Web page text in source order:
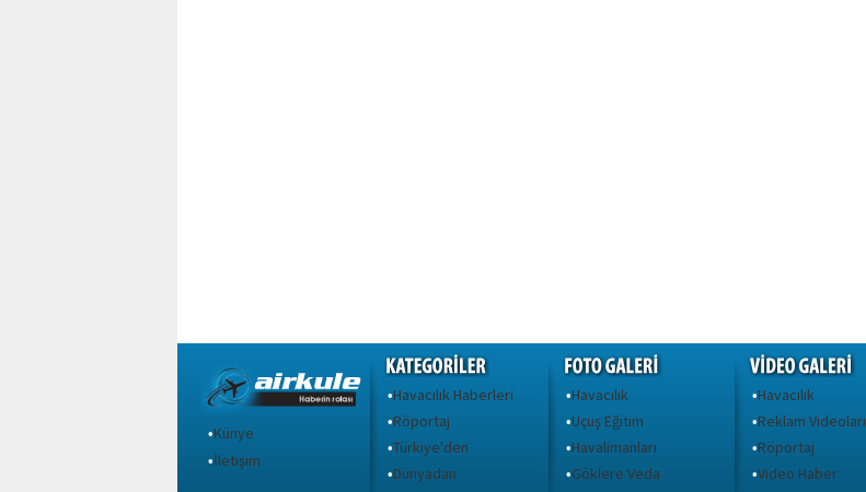
•Künye
•İletişim
•Havacılık Haberleri
•Röportaj
•Türkiye'den
•Dünyadan
•Havacılık
•Uçuş Eğitim
•Havalimanları
•Göklere Veda
•Havacılık
•Reklam Videoları
•Röportaj
•Video Haber